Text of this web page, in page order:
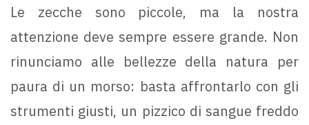
Le zecche sono piccole, ma la nostra
attenzione deve sempre essere grande. Non
rinunciamo alle bellezze della natura per
paura di un morso: basta affrontarlo con gli
strumenti giusti, un pizzico di sangue freddo